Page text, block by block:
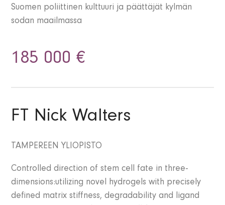
Suomen poliittinen kulttuuri ja päättäjät kylmän
sodan maailmassa
185 000 €
FT Nick Walters
TAMPEREEN YLIOPISTO
Controlled direction of stem cell fate in three-
dimensions:utilizing novel hydrogels with precisely
defined matrix stiffness, degradability and ligand